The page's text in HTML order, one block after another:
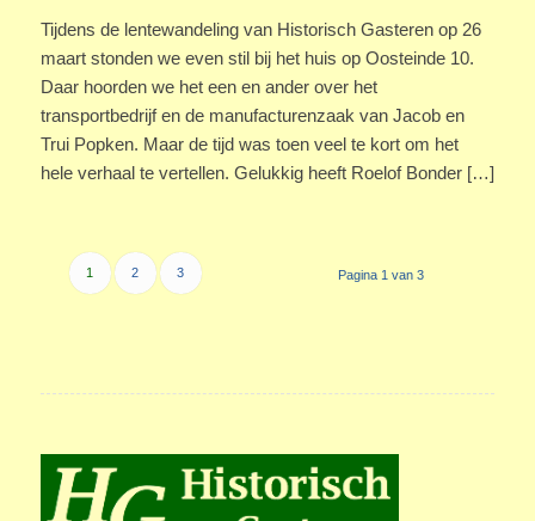
Tijdens de lentewandeling van Historisch Gasteren op 26
maart stonden we even stil bij het huis op Oosteinde 10.
Daar hoorden we het een en ander over het
transportbedrijf en de manufacturenzaak van Jacob en
Trui Popken. Maar de tijd was toen veel te kort om het
hele verhaal te vertellen. Gelukkig heeft Roelof Bonder […]
Pagina 1 van 3
1 2 3